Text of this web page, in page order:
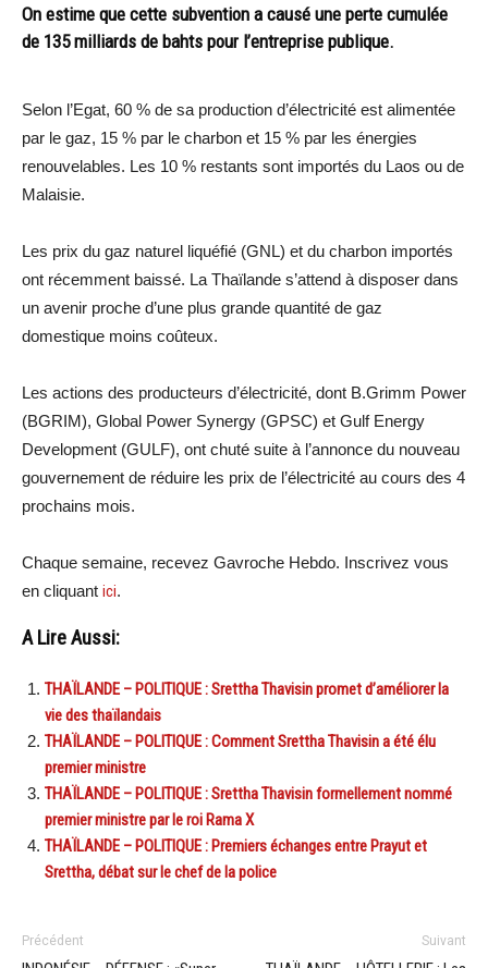
On estime que cette subvention a causé une perte cumulée
de 135 milliards de bahts pour l’entreprise publique.
Selon l’Egat, 60 % de sa production d’électricité est alimentée
par le gaz, 15 % par le charbon et 15 % par les énergies
renouvelables. Les 10 % restants sont importés du Laos ou de
Malaisie.
Les prix du gaz naturel liquéfié (GNL) et du charbon importés
ont récemment baissé. La Thaïlande s’attend à disposer dans
un avenir proche d’une plus grande quantité de gaz
domestique moins coûteux.
Les actions des producteurs d’électricité, dont B.Grimm Power
(BGRIM), Global Power Synergy (GPSC) et Gulf Energy
Development (GULF), ont chuté suite à l’annonce du nouveau
gouvernement de réduire les prix de l’électricité au cours des 4
prochains mois.
Chaque semaine, recevez Gavroche Hebdo. Inscrivez vous
en cliquant ici.
A Lire Aussi:
THAÏLANDE – POLITIQUE : Srettha Thavisin promet d’améliorer la
vie des thaïlandais
THAÏLANDE – POLITIQUE : Comment Srettha Thavisin a été élu
premier ministre
THAÏLANDE – POLITIQUE : Srettha Thavisin formellement nommé
premier ministre par le roi Rama X
THAÏLANDE – POLITIQUE : Premiers échanges entre Prayut et
Srettha, débat sur le chef de la police
Précédent Suivant